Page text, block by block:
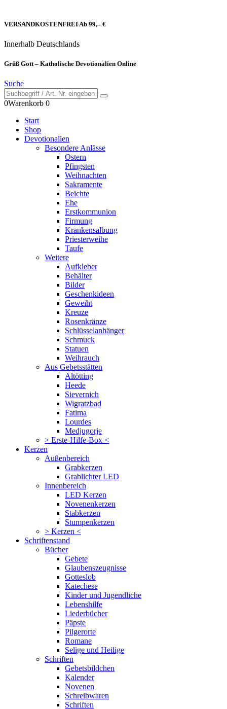
VERSANDKOSTENFREI Ab 99,– €
Innerhalb Deutschlands
Grüß Gott – Katholische Devotionalien Online
Suche
0Warenkorb 0
Start
Shop
Devotionalien
Besondere Anlässe
Ostern
Pfingsten
Weihnachten
Sakramente
Beichte
Ehe
Erstkommunion
Firmung
Krankensalbung
Priesterweihe
Taufe
Weitere
Aufkleber
Behälter
Bilder
Geschenkideen
Geweiht
Kreuze
Rosenkränze
Schlüsselanhänger
Schmuck
Statuen
Weihrauch
Aus Gebetsstätten
Altötting
Heede
Sievernich
Wigratzbad
Fatima
Lourdes
Medjugorje
> Erste-Hilfe-Box <
Kerzen
Außenbereich
Grabkerzen
Grablichter LED
Innenbereich
LED Kerzen
Novenenkerzen
Stabkerzen
Stumpenkerzen
> Kerzen <
Schriftenstand
Bücher
Gebete
Glaubenszeugnisse
Gotteslob
Katechese
Kinder und Jugendliche
Lebenshilfe
Liederbücher
Päpste
Pilgerorte
Romane
Selige und Heilige
Schriften
Gebetsbildchen
Kalender
Novenen
Schreibwaren
Schriften